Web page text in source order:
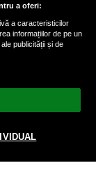
a oferi:
a caracteristicilor
informațiilor de pe un
publicității și de